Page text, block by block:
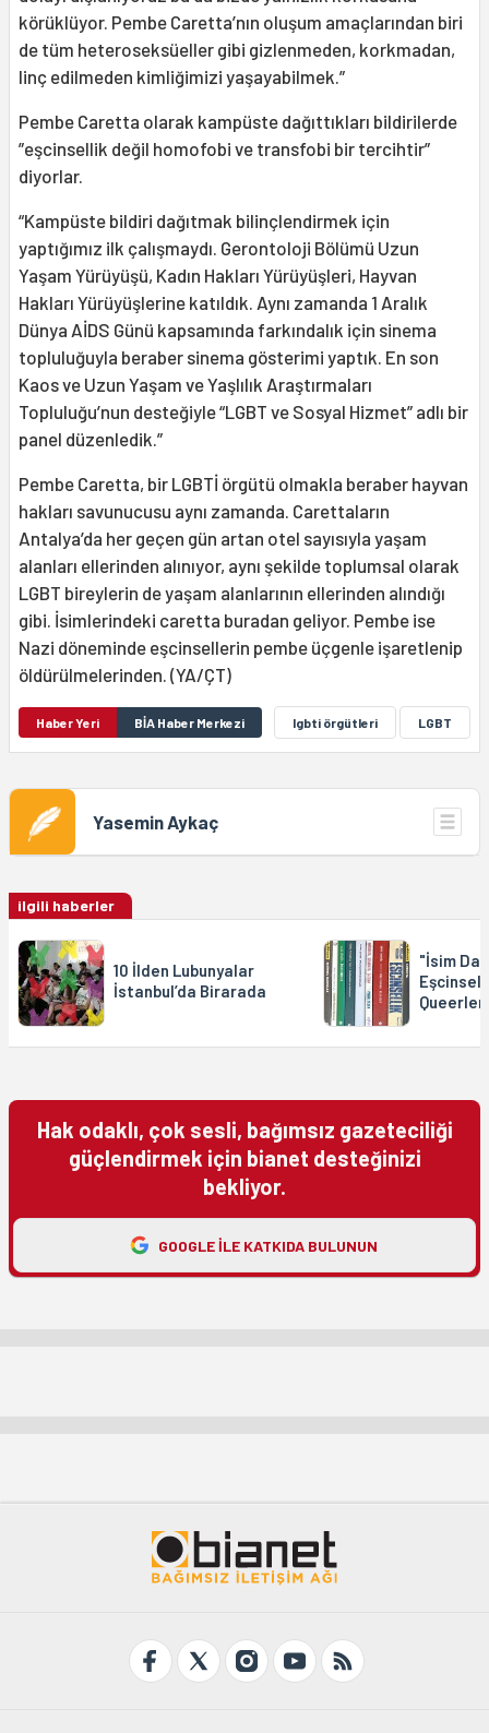
körüklüyor. Pembe Caretta’nın oluşum amaçlarından biri
de tüm heteroseksüeller gibi gizlenmeden, korkmadan,
linç edilmeden kimliğimizi yaşayabilmek.”
Pembe Caretta olarak kampüste dağıttıkları bildirilerde
”eşcinsellik değil homofobi ve transfobi bir tercihtir”
diyorlar.
“Kampüste bildiri dağıtmak bilinçlendirmek için
yaptığımız ilk çalışmaydı. Gerontoloji Bölümü Uzun
Yaşam Yürüyüşü, Kadın Hakları Yürüyüşleri, Hayvan
Hakları Yürüyüşlerine katıldık. Aynı zamanda 1 Aralık
Dünya AİDS Günü kapsamında farkındalık için sinema
topluluğuyla beraber sinema gösterimi yaptık. En son
Kaos ve Uzun Yaşam ve Yaşlılık Araştırmaları
Topluluğu’nun desteğiyle “LGBT ve Sosyal Hizmet” adlı bir
panel düzenledik.”
Pembe Caretta, bir LGBTİ örgütü olmakla beraber hayvan
hakları savunucusu aynı zamanda. Carettaların
Antalya’da her geçen gün artan otel sayısıyla yaşam
alanları ellerinden alınıyor, aynı şekilde toplumsal olarak
LGBT bireylerin de yaşam alanlarının ellerinden alındığı
gibi. İsimlerindeki caretta buradan geliyor. Pembe ise
Nazi döneminde eşcinsellerin pembe üçgenle işaretlenip
öldürülmelerinden. (YA/ÇT)
Haber Yeri BİA Haber Merkezi lgbti örgütleri LGBT
Yasemin Aykaç
ilgili haberler
10 İlden Lubunyalar
İstanbul’da Birarada
"İsim
Hak odaklı, çok sesli, bağımsız gazeteciliği
güçlendirmek için bianet desteğinizi
bekliyor.
GOOGLE ILE KATKIDA BULUNUN